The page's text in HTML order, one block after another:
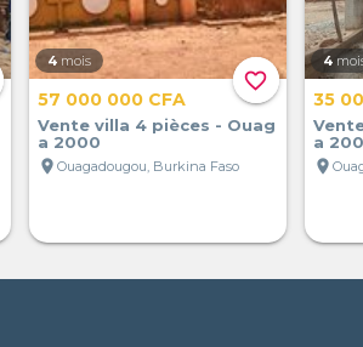
favorite_border
4 mois
57 000 000 CFA
Vente villa 4 pièces - Ouag
a 2000
location_on Ouagadougou, Burkina Faso
4
35
a
location_on